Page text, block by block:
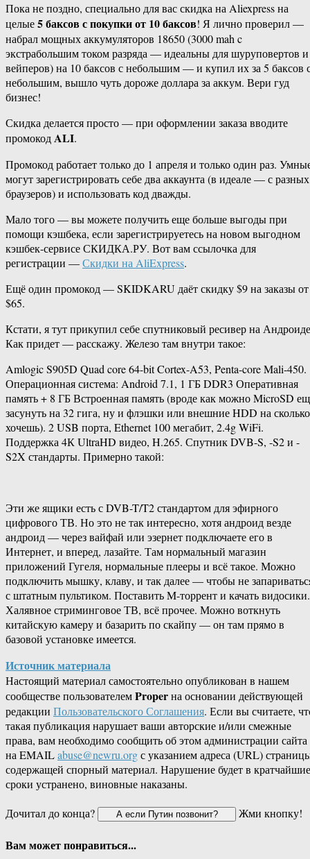
Пока не поздно, специально для вас скидка на Aliexpress на
целые5 баксов с покупки от 10 баксов! Я лично проверил —
набрал мощных аккумуляторов 18650 (3000 mah c
экстрабольшим током разряда — идеальны для шуруповертов и
вейперов) на 10 баксов с небольшим — и купил их за 5 баксов
небольшим, вышло чуть дороже доллара за аккум. Вери гуд
бизнес!
Скидка делается просто — при оформлении заказа вводите
промокодALI.
Промокод работает только до 1 апреля и только один раз.
могут зарегистрировать себе два аккаунта (в идеале — с разных
браузеров) и использовать код дважды.
Мало того — вы можете получить еще больше выгоды при
помощи кэшбека, если зарегистрируетесь на новом выгодном
кэшбек-сервисе СКИДКА.РУ. Вот вам ссылочка для
регистрации —Скидки на AliExpress.
Ещё один промокод — SKIDKARU даёт скидку $9 на заказы от
$65.
Кстати, я тут прикупил себе спутниковый ресивер на
Как придет — расскажу. Железо там внутри такое:
Amlogic S905D Quad core 64-bit Cortex-A53, Penta-core Mali-450.
Операционная система: Android 7.1, 1 ГБ DDR3 Оперативная
память + 8 ГБ Встроенная память (вроде как можно MicroSD
засунуть на 32 гига, ну и флэшки или внешние HDD на сколько
хочешь). 2 USB порта, Ethernet 100 мегабит, 2.4g WiFi.
Поддержка 4К UltraHD видео, H.265. Спутник DVB-S, -S2 и -
S2X стандарты. Примерно такой:
Эти же ящики есть с DVB-T/T2 стандартом для эфирного
цифрового ТВ. Но это не так интересно, хотя андроид везде
андроид — через вайфай или эзернет подключаете его в
Интернет, и вперед, лазайте. Там нормальный магазин
приложений Гугеля, нормальные плееры и всё такое. Можно
подключить мышку, клаву, и так далее — чтобы не
с штатным пультиком. Поставить M-торрент и качать видосики.
Халявное стриминговое ТВ, всё прочее. Можно воткнуть
китайскую камеру и базарить по скайпу — он там прямо в
базовой установке имеется.
Источник материала
Настоящий материал самостоятельно опубликован в нашем
сообществе пользователемProperна основании действующей
редакции Пользовательского Соглашения. Если вы считаете,
такая публикация нарушает ваши авторские и/или смежные
права, вам необходимо сообщить об этом администрации сайта
на EMAILabuse@newru.orgс указанием адреса (URL)
содержащей спорный материал. Нарушение будет в кратчайшие
сроки устранено, виновные наказаны.
Дочитал до конца?
Жми кнопку!
Вам может понравиться...